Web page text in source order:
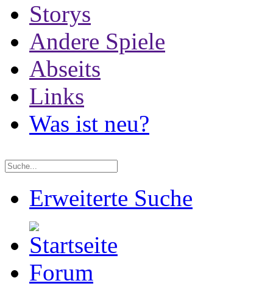
Storys
Andere Spiele
Abseits
Links
Was ist neu?
Erweiterte Suche
Forum